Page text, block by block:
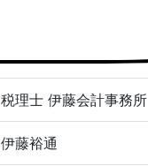
税理士 伊藤会計事務所
伊藤裕通